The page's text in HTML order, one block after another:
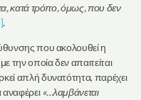
κατά τρόπο, όμως, που δεν
.
που ακολουθεί η
οποία δεν απαιτείται
απλή δυνατότητα, παρέχει
«…λαμβάνεται